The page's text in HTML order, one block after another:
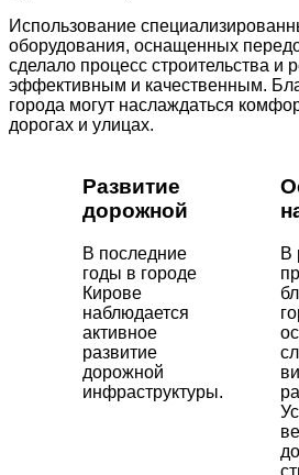
Использование
оборудования, оснащенных
сделало процесс строительства и
эффективным и качественным.
города могут наслаждаться
дорогах и улицах.
Развитие
дорожной
В последние
годы в городе
Кирове
наблюдается
активное
развитие
дорожной
инфраструктуры.
В